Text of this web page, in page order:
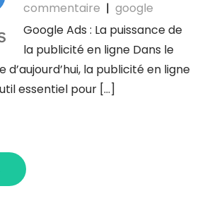
commentaire | google
Google Ads : La puissance de
la publicité en ligne Dans le
d’aujourd’hui, la publicité en ligne
essentiel pour […]